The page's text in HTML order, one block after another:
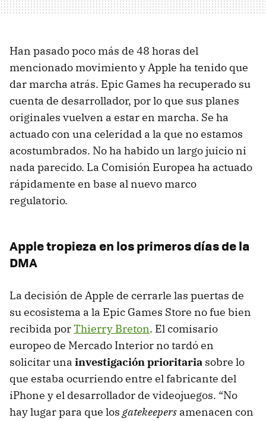
Han pasado poco más de 48 horas del
mencionado movimiento y Apple ha tenido que
dar marcha atrás. Epic Games ha recuperado su
cuenta de desarrollador, por lo que sus planes
originales vuelven a estar en marcha. Se ha
actuado con una celeridad a la que no estamos
acostumbrados. No ha habido un largo juicio ni
nada parecido. La Comisión Europea ha actuado
rápidamente en base al nuevo marco
regulatorio.
Apple tropieza en los primeros días de la
DMA
La decisión de Apple de cerrarle las puertas de
su ecosistema a la Epic Games Store no fue bien
recibida porThierry Breton. El comisario
europeo de Mercado Interior no tardó en
solicitar una investigación prioritaria sobre lo
que estaba ocurriendo entre el fabricante del
iPhone y el desarrollador de videojuegos. “No
hay lugar para que los gatekeepers amenacen con